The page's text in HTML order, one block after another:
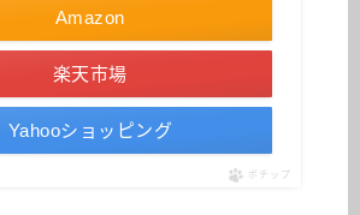
Amazon
楽天市場
Yahooショッピング
ポチップ